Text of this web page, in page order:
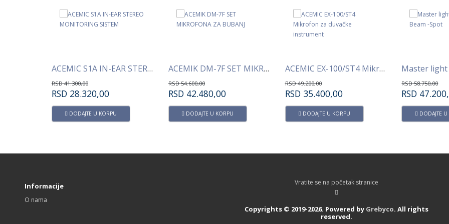
ACEMIC S1A IN-EAR STEREO MONITORING SISTEM
RSD 41.300,00
RSD 28.320,00
DODAJTE U KORPU
ACEMIK DM-7F SET MIKROFONA ZA BUBANJ
RSD 54.600,00
RSD 42.480,00
DODAJTE U KORPU
ACEMIC EX-100/ST4 Mikrofon za duvačke instrument
RSD 49.200,00
RSD 35.400,00
DODAJTE U KORPU
RSD 58.750,00
RSD
DODAJTE U
Informacije
O nama
Vratite se na početak stranice
Copyrights © 2019-2026. Powered by Grebyco. All rights
reserved.